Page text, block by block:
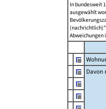
In bundesweit
ausgewählt
Abweichungen
Davon